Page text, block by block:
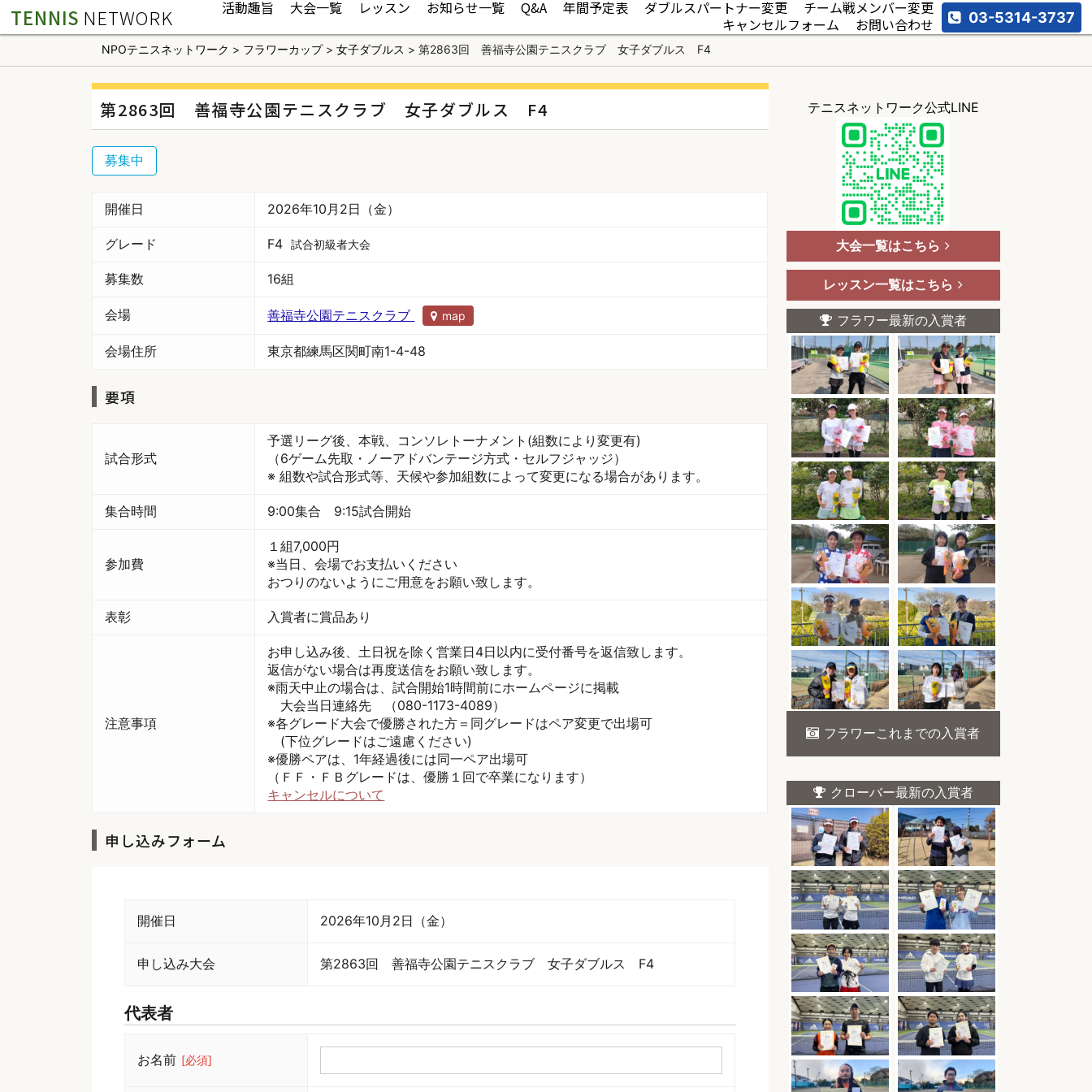
TENNIS NETWORK 活動趣旨 大会一覧 レッスン お知らせ一覧 Q&A 年間予定表 ダブルスパートナー変更
チーム戦メンバー変更
キャンセルフォーム
お問い合わせ 03-5314-3737
NPOテニスネットワーク > フラワーカップ> 女子ダブルス > 第2863回 善福寺公園テニスクラブ 女子ダブルス F4
第2863回 善福寺公園テニスクラブ 女子ダブルス F4
募集中
開催日 2026年10月2日（金）
グレード F4 試合初級者大会
募集数 16組
会場 善福寺公園テニスクラブ map
会場住所 東京都練馬区関町南1-4-48
要項
試合形式
予選リーグ後、本戦、コンソレトーナメント(組数により変更有)
（6ゲーム先取・ノーアドバンテージ方式・セルフジャッジ）
※ 組数や試合形式等、天候や参加組数によって変更になる場合があります。
集合時間 9:00集合 9:15試合開始
参加費
１組7,000円
※当日、会場でお支払いください
おつりのないようにご用意をお願い致します。
表彰 入賞者に賞品あり
注意事項
お申し込み後、土日祝を除く営業日4日以内に受付番号を返信致します。
返信がない場合は再度送信をお願い致します。
※雨天中止の場合は、試合開始1時間前にホームページに掲載
大会当日連絡先 （080-1173-4089）
※各グレード大会で優勝された方＝同グレードはペア変更で出場可
(下位グレードはご遠慮ください)
※優勝ペアは、1年経過後には同一ペア出場可
（ＦＦ・ＦＢグレードは、優勝１回で卒業になります）
キャンセルについて
申し込みフォーム
開催日 2026年10月2日（金）
申し込み大会 第2863回 善福寺公園テニスクラブ 女子ダブルス F4
代表者
お名前 [必須]
テニスネットワーク公式LINE
大会一覧はこちら
レッスン一覧はこちら
フラワー最新の入賞者
フラワーこれまでの入賞者
クローバー最新の入賞者